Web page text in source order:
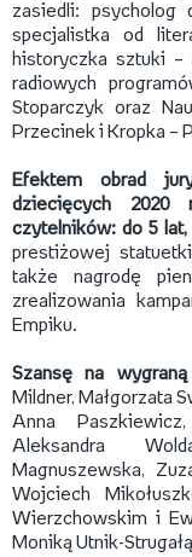
zasiedli: psycholog
specjalistka od
historyczka sztuki –
radiowych
Stoparczyk oraz
Przecinek i Kropka –
Efektem obrad
dziecięcych 2020
czytelników: do 5
prestiżowej
także nagrodę
zrealizowania
Empiku.
Szansę na
Mildner, Małgorzata
Anna
Aleksandra
Magnuszewska,
Wojciech
Wierzchowskim i
Moniką Utnik-